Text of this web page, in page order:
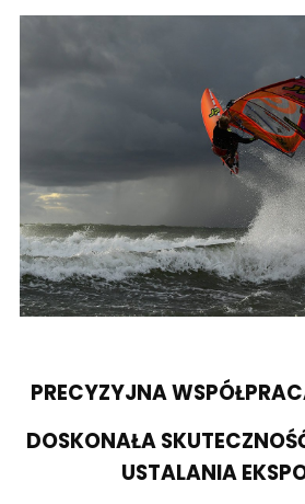
PRECYZYJNA
DOSKONAŁA
USTALANIA